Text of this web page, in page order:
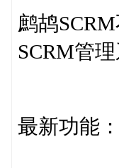
鹧鸪
SCRM管
最新功能